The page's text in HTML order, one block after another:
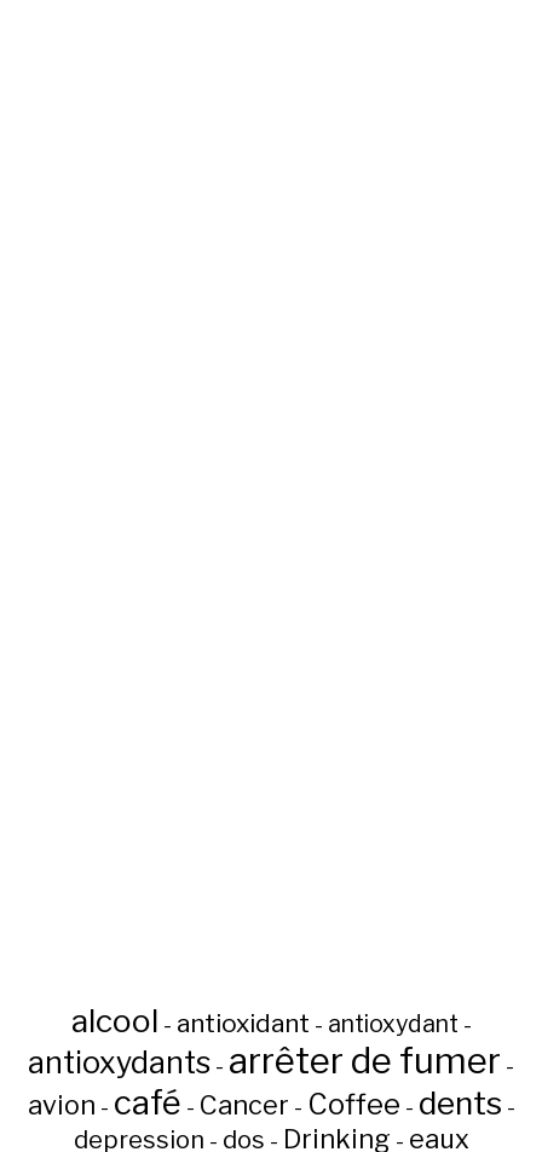
alcool - antioxidant - antioxydant -
antioxydants - arrêter de fumer -
avion - café - Cancer - Coffee - dents -
depression - dos - Drinking - eaux